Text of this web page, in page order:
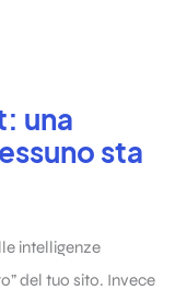
una
sta
intelligenze
del tuo sito. Invece